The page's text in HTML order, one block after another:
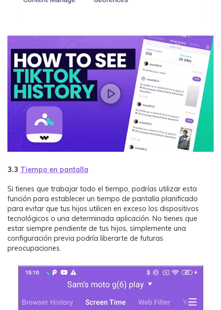
3.3 Tiempo en pantalla
Si tienes que trabajar todo el tiempo, podrías utilizar esta
función para establecer un tiempo de pantalla planificado
para evitar que tus hijos utilicen en exceso los dispositivos
tecnológicos o una determinada aplicación. No tienes que
estar siempre pendiente de tus hijos, simplemente una
configuración previa podría liberarte de futuras
preocupaciones.